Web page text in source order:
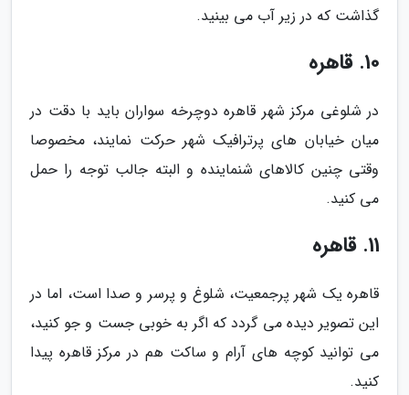
گذاشت که در زیر آب می بینید.
10. قاهره
در شلوغی مرکز شهر قاهره دوچرخه سواران باید با دقت در
میان خیابان های پرترافیک شهر حرکت نمایند، مخصوصا
وقتی چنین کالاهای شنماینده و البته جالب توجه را حمل
می کنید.
11. قاهره
قاهره یک شهر پرجمعیت، شلوغ و پرسر و صدا است، اما در
این تصویر دیده می گردد که اگر به خوبی جست و جو کنید،
می توانید کوچه های آرام و ساکت هم در مرکز قاهره پیدا
کنید.